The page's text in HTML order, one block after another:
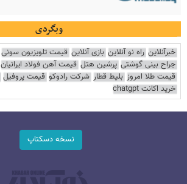
وبگردی
خبرآنلاین راه نو آنلاین بازی آنلاین قیمت تلویزیون سونی
جراح بینی گوشتی پرشین هتل قیمت آهن فولاد ایرانیان
قیمت طلا امروز بلیط قطار شرکت رادوکو قیمت پروفیل
خرید اکانت chatgpt
نسخه دسکتاپ